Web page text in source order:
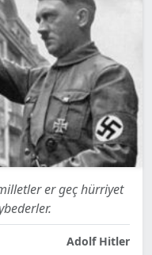
er geç hürriyet
Adolf Hitler